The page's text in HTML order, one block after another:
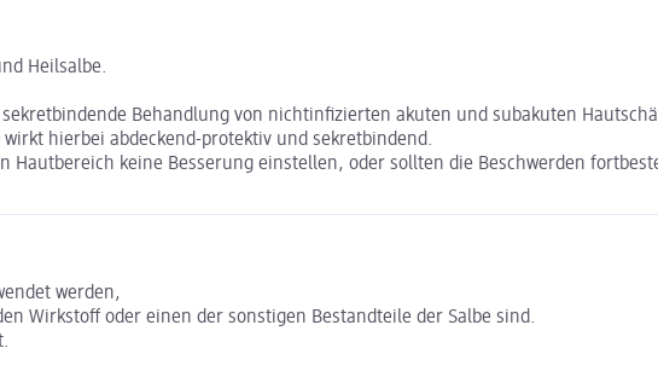
Heilsalbe.
Behandlung von nichtinfizierten akuten und subakuten
hierbei abdeckend-protektiv und sekretbindend.
Hautbereich keine Besserung einstellen, oder sollten die Beschwerden
werden,
Wirkstoff oder einen der sonstigen Bestandteile der Salbe sind.